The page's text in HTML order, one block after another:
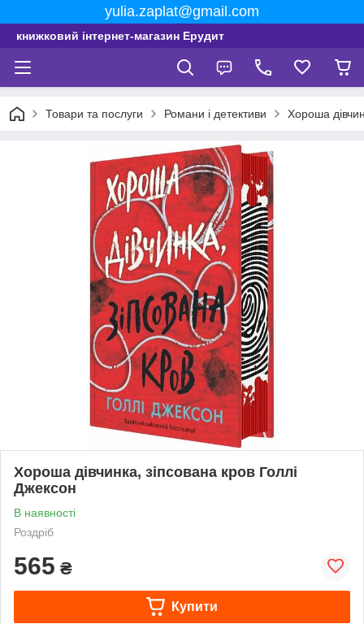
yulia.zaplat@gmail.com
книжковий інтернет-магазин Ерудит
Товари та послуги Романи і детективи Хороша
Хороша дівчинка, зіпсована кров Голлі
Джексон
В наявності
Роздріб
565 ₴
Купити